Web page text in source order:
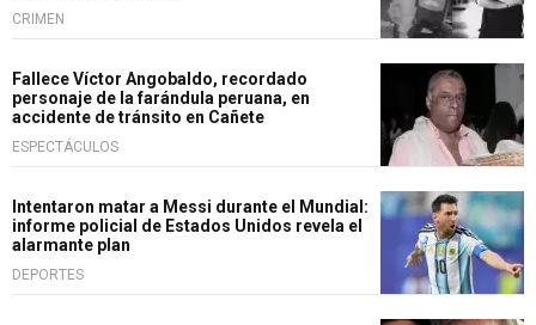
CRIMEN
Fallece Víctor Angobaldo, recordado
personaje de la farándula peruana, en
accidente de tránsito en Cañete
ESPECTÁCULOS
Intentaron matar a Messi durante el Mundial:
informe policial de Estados Unidos revela el
alarmante plan
DEPORTES